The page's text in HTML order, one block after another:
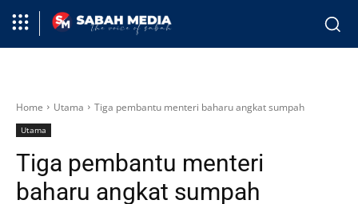
Home Utama Tiga pembantu menteri baharu angkat sumpah
Utama
Tiga pembantu menteri
baharu angkat sumpah